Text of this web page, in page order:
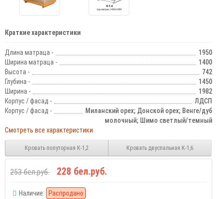
Краткие характеристики
Длина матраца -
1950
Ширина матраца -
1400
Высота -
742
Глубина -
1450
Ширина -
1982
Корпус / фасад -
ЛДСП
Корпус / фасад -
Миланский орех; Донской орех; Венге/дуб
молочный; Шимо светлый/темный
Смотреть все характеристики
Кровать полуторная К-1,2 Кровать двуспальная К-1,6
253 бел.руб. 228 бел.руб.
Наличие: Распродано